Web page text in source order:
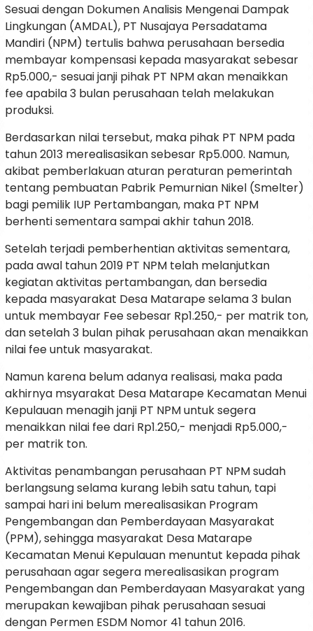
Sesuai dengan Dokumen Analisis Mengenai Dampak
Lingkungan (AMDAL), PT Nusajaya Persadatama
Mandiri (NPM) tertulis bahwa perusahaan bersedia
membayar kompensasi kepada masyarakat sebesar
Rp5.000,- sesuai janji pihak PT NPM akan menaikkan
fee apabila 3 bulan perusahaan telah melakukan
produksi.
Berdasarkan nilai tersebut, maka pihak PT NPM pada
tahun 2013 merealisasikan sebesar Rp5.000. Namun,
akibat pemberlakuan aturan peraturan pemerintah
tentang pembuatan Pabrik Pemurnian Nikel (Smelter)
bagi pemilik IUP Pertambangan, maka PT NPM
berhenti sementara sampai akhir tahun 2018.
Setelah terjadi pemberhentian aktivitas sementara,
pada awal tahun 2019 PT NPM telah melanjutkan
kegiatan aktivitas pertambangan, dan bersedia
kepada masyarakat Desa Matarape selama 3 bulan
untuk membayar Fee sebesar Rp1.250,- per matrik ton,
dan setelah 3 bulan pihak perusahaan akan menaikkan
nilai fee untuk masyarakat.
Namun karena belum adanya realisasi, maka pada
akhirnya msyarakat Desa Matarape Kecamatan Menui
Kepulauan menagih janji PT NPM untuk segera
menaikkan nilai fee dari Rp1.250,- menjadi Rp5.000,-
per matrik ton.
Aktivitas penambangan perusahaan PT NPM sudah
berlangsung selama kurang lebih satu tahun, tapi
sampai hari ini belum merealisasikan Program
Pengembangan dan Pemberdayaan Masyarakat
(PPM), sehingga masyarakat Desa Matarape
Kecamatan Menui Kepulauan menuntut kepada pihak
perusahaan agar segera merealisasikan program
Pengembangan dan Pemberdayaan Masyarakat yang
merupakan kewajiban pihak perusahaan sesuai
dengan Permen ESDM Nomor 41 tahun 2016.